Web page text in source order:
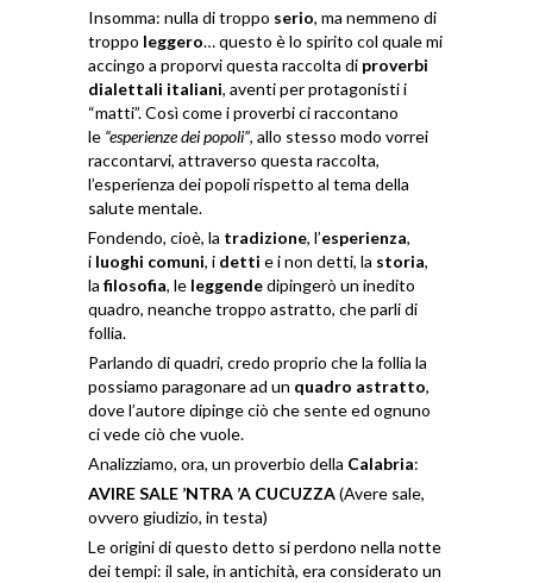
Insomma: nulla di troppo serio, ma nemmeno di
troppo leggero… questo è lo spirito col quale mi
accingo a proporvi questa raccolta di proverbi
dialettali italiani, aventi per protagonisti i
“matti”. Così come i proverbi ci raccontano
le “esperienze dei popoli”, allo stesso modo vorrei
raccontarvi, attraverso questa raccolta,
l’esperienza dei popoli rispetto al tema della
salute mentale.
Fondendo, cioè, la tradizione, l’esperienza,
i luoghi comuni, i detti e i non detti, la storia,
la filosofia, le leggendedipingerò un inedito
quadro, neanche troppo astratto, che parli di
follia.
Parlando di quadri, credo proprio che la follia la
possiamo paragonare ad un quadro astratto,
dove l’autore dipinge ciò che sente ed ognuno
ci vede ciò che vuole.
Analizziamo, ora, un proverbio della Calabria:
AVIRE SALE ’NTRA ’A CUCUZZA(Avere sale,
ovvero giudizio, in testa)
Le origini di questo detto si perdono nella notte
dei tempi: il sale, in antichità, era considerato un